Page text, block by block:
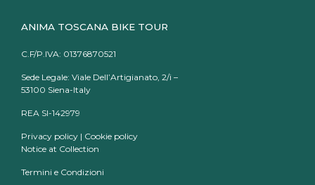
ANIMA TOSCANA BIKE TOUR
C.F/P.IVA: 01376870521
Sede Legale: Viale Dell’Artigianato, 2/i –
53100 Siena-Italy
REA SI-142979
Privacy policy | Cookie policy
Notice at Collection
Termini e Condizioni